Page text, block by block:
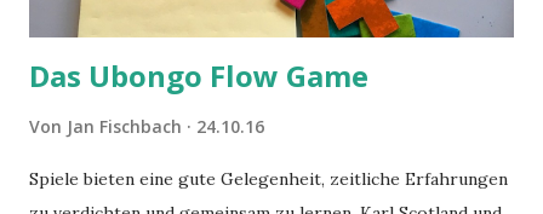
Das Ubongo Flow Game
Von Jan Fischbach 24.10.16
Spiele bieten eine gute Gelegenheit, zeitliche Erfahrungen